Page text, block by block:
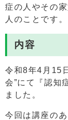
症の人やその
人のことです。
内容
令和8年4月15
会”にて『認知
ました。
今回は講座の